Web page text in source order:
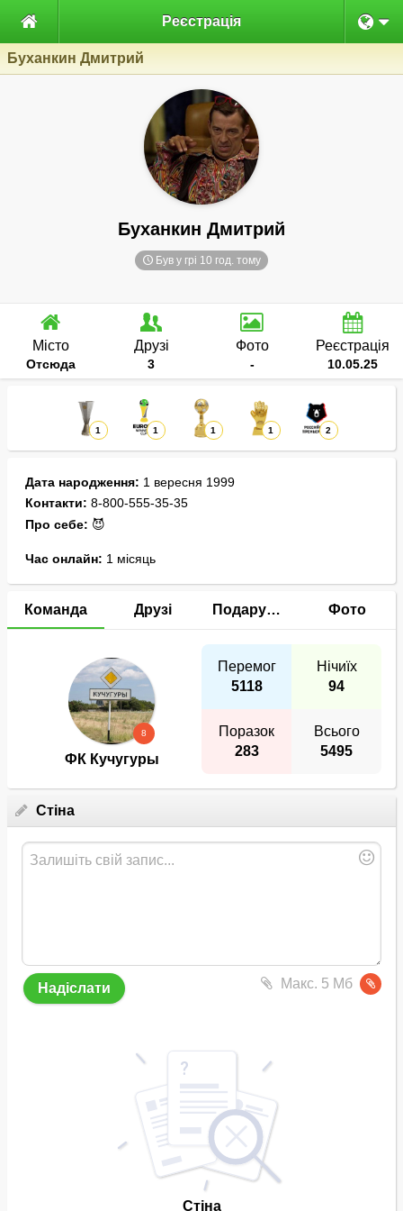
 Реєстрація
Буханкин Дмитрий
Буханкин Дмитрий
Був у грі 10 год. тому
Місто
Отсюда
Друзі
3
Фото
-
Реєстрація
10.05.25
1 1 1 1 2
Дата народження: 1 вересня 1999
Контакти: 8-800-555-35-35
Про себе: 😈
Час онлайн: 1 місяць
Команда Друзі Подарунки Фото
8
ФК Кучугуры
Перемог
5118
Нічиїх
94
Поразок
283
Всього
5495
Стіна
Макс. 5 Мб
Стіна